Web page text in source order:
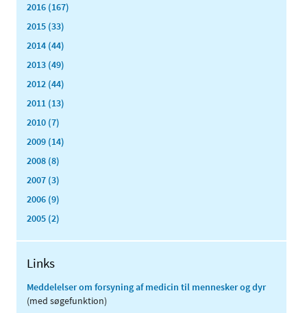
2016 (167)
2015 (33)
2014 (44)
2013 (49)
2012 (44)
2011 (13)
2010 (7)
2009 (14)
2008 (8)
2007 (3)
2006 (9)
2005 (2)
Links
Meddelelser om forsyning af medicin til mennesker og dyr
(med søgefunktion)